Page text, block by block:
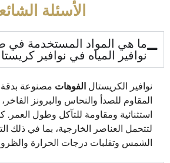
الأسئلة
ما هي المواد المستخدمة في
نوافير المياه في نوافير
نوافير الكريستال الفوهات مصنوعة بدقة
المقاوم للصدأ والنحاس والبرونز
استثنائية ومقاومة للتآكل وطول العمر.
لتتحمل العناصر الخارجية، بما في ذلك
الشمس وتقلبات درجات الحرارة